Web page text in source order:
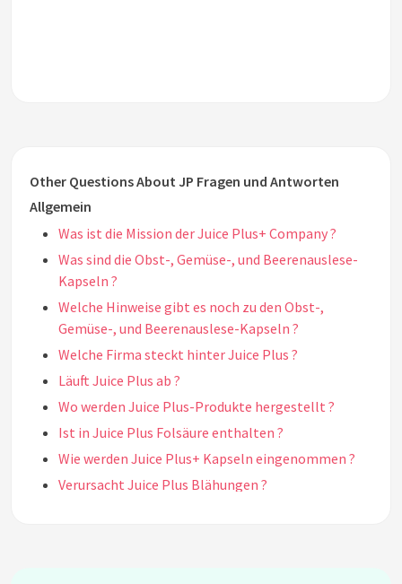
Other Questions About JP Fragen und Antworten
Allgemein
Was ist die Mission der Juice Plus+ Company ?
Was sind die Obst-, Gemüse-, und Beerenauslese-
Kapseln ?
Welche Hinweise gibt es noch zu den Obst-,
Gemüse-, und Beerenauslese-Kapseln ?
Welche Firma steckt hinter Juice Plus ?
Läuft Juice Plus ab ?
Wo werden Juice Plus-Produkte hergestellt ?
Ist in Juice Plus Folsäure enthalten ?
Wie werden Juice Plus+ Kapseln eingenommen ?
Verursacht Juice Plus Blähungen ?